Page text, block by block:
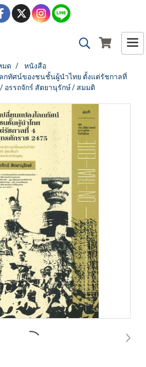
มด
หนังสือ
กทัศน์ของชนชั้นผู้นำไทย ตั้งแต่รัชกาลที่
อรรถจักร์ สัตยานุรักษ์ / สมมติ